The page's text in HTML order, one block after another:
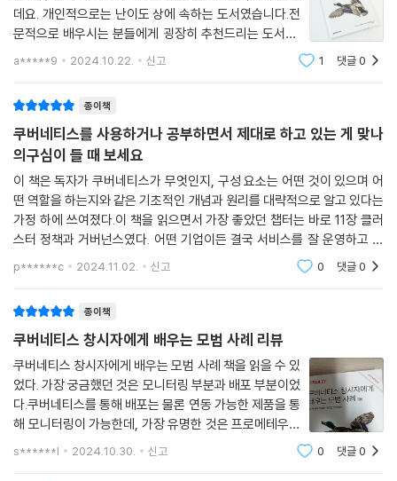
__9.2.3 CNI 플러그인
__9.2.4 CNI 모범 사례
_9.3 쿠버네티스 서비스
__9.3.2 NodePort 서비스 타입
__9.3.3 ExternalName 서비스 타입
__9.3.4 LoadBalancer 서비스 타입
__9.3.5 인그레스와 인그레스 컨트롤러
__9.3.6 게이트웨이 API
__9.3.7 서비스와 인그레스 컨트롤러 모범 사례
_9.4 네트워크 보안 정책
_9.5 네트워크 정책 모범 사례
_9.6 서비스 메시
CHAPTER 10 파드와 컨테이너 보안
_10.1 파드 시큐리티 어드미션 컨트롤러
__10.1.1 파드 시큐리티 어드미션 활성화
__10.1.2 파드 보안 수준
__10.1.3 네임스페이스 레이블을 이용한 파드 시큐리티 활성화
데요. 개인적으로는 난이도 상에 속하는 도서였습니다.전
문적으로 배우시는 분들에게 굉장히 추천드리는 도서로,
실무에서도 고급기술이 많이 있기 때문에 전문적으로 쿠
a*****9 2024.10.22. 신고 1 댓글0
종이책
쿠버네티스를 사용하거나 공부하면서 제대로 하고 있는 게 맞나
의구심이 들 때 보세요
이 책은 독자가 쿠버네티스가 무엇인지, 구성 요소는 어떤 것이 있으며 어
떤 역할을 하는지와 같은 기초적인 개념과 원리를 대략적으로 알고 있다는
가정 하에 쓰여졌다.이 책을 읽으면서 가장 좋았던 챕터는 바로 11장 클러
스터 정책과 거버넌스였다. 어떤 기업이든 결국 서비스를 잘 운영하고 있
는지 검사를 받게 된다. 회사 정책을 따라야 하고 관리해야 한다. 쿠버네티
스 클러스터가
p******c 2024.11.02. 신고 0 댓글0
종이책
쿠버네티스 창시자에게 배우는 모범 사례 리뷰
쿠버네티스 창시자에게 배우는 모범 사례 책을 읽을 수 있
었다. 가장 궁금했던 것은 모니터링 부분과 배포 부분이었
다.쿠버네티스를 통해 배포는 물론 연동 가능한 제품을 통
해 모니터링이 가능한데, 가장 유명한 것은 프로메테우스
라고 한다. 지속적으로 pull방식으로 엔드포인트에서 직
s******l 2024.10.30. 신고 0 댓글0